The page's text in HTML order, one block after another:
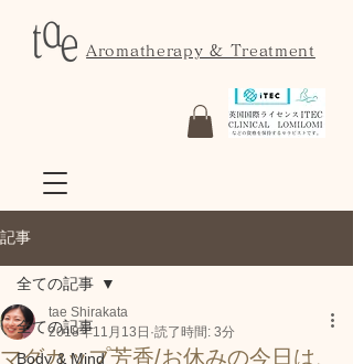
Aromatherapy & Treatment
記事
全ての記事
Body & Mind
全ての記事
マグカップ芳香/お休みの今日は、
tae Shirakata
2018年11月13日 読了時間: 3分